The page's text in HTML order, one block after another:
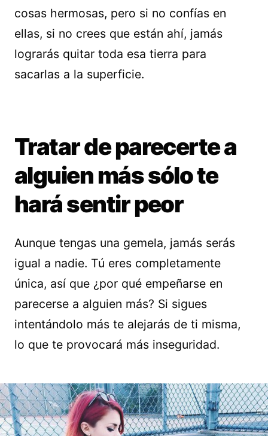
cosas hermosas, pero si no confías en
ellas, si no crees que están ahí, jamás
lograrás quitar toda esa tierra para
sacarlas a la superficie.
Tratar de parecerte a
alguien más sólo te
hará sentir peor
Aunque tengas una gemela, jamás serás
igual a nadie. Tú eres completamente
única, así que ¿por qué empeñarse en
parecerse a alguien más? Si sigues
intentándolo más te alejarás de ti misma,
lo que te provocará más inseguridad.